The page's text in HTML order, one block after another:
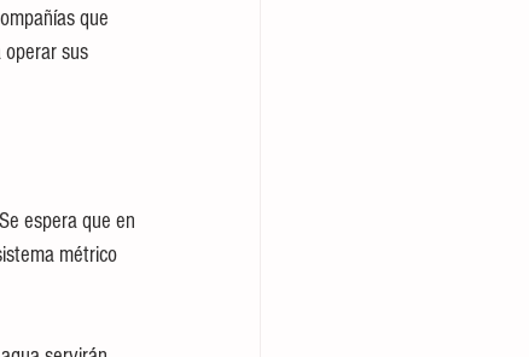
que
operar sus
espera que en
métrico